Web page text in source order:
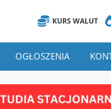
KURS WALUT
OGŁOSZENIA